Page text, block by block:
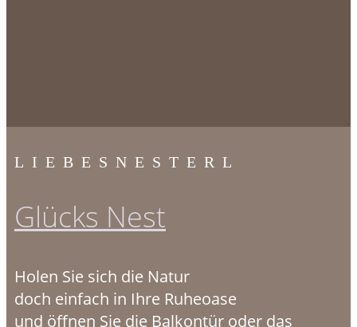
LIEBESNESTERL
Glücks Nest
Holen Sie sich die Natur
doch einfach in Ihre Ruheoase
und öffnen Sie die Balkontür oder das